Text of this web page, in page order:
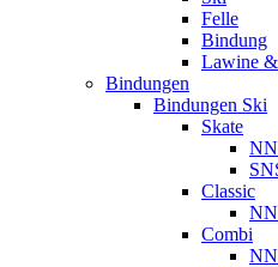
Felle
Bindung
Lawine
Bindungen
Bindungen Ski
Skate
Classic
Combi